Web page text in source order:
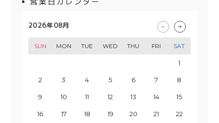
2026年08月
SUN MON TUE WED THU FRI SAT
1
2 3 4 5 6 7 8
9 10 11 12 13 14 15
16 17 18 19 20 21 22
2026年09月
SUN MON TUE WED THU FRI SAT
5
6 7 8 9 10 11 12
13 14 15 16 17 18 19
20 21 22 23 24 25 26
2026年10月
SUN MON TUE WED THU FRI SAT
3
4 5 6 7 8 9 10
11 12 13 14 15 16 17
18 19 20 21 22 23 24
2026年11月
SUN MON TUE WED THU FRI SAT
7
8 9 10 11 12 13 14
15 16 17 18 19 20 21
22 23 24 25 26 27 28